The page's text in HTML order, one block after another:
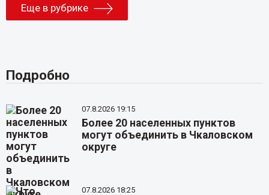
Еще в рубрике
Подробно
07.8.2026 19:15
Более 20 населенных пунктов
могут объединить в Чкаловском
округе
07.8.2026 18:25